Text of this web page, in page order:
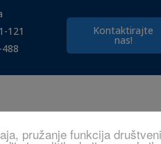
pružanje funkcija
121
Kontaktirajte
nas!